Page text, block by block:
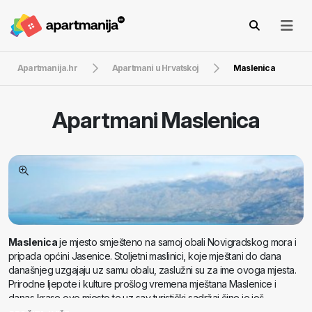
Apartmanija.hr Apartmani u Hrvatskoj Maslenica
ApartmaniMaslenica
Maslenicaje mjesto smješteno na samoj obali Novigradskog mora i
pripada općini Jasenice. Stoljetni maslinici, koje mještani do dana
današnjeg uzgajaju uz samu obalu, zaslužni su za ime ovoga mjesta.
Prirodne ljepote i kulture prošlog vremena mještana Maslenice i
danas krase ovo mjesto te uz sav turistički sadržaj čine je još